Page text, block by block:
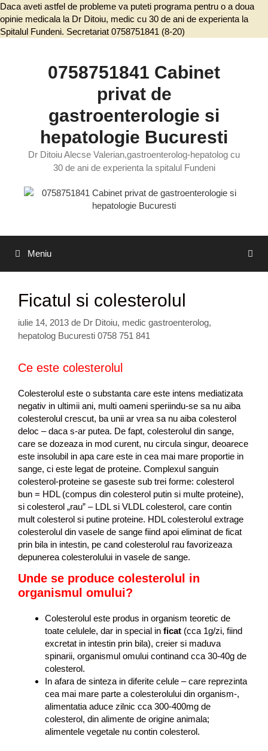
Daca aveti astfel de probleme va puteti programa pentru o a doua
opinie medicala la Dr Ditoiu, medic cu 30 de ani de experienta la
Spitalul Fundeni. Secretariat 0758751841 (8-20)
0758751841 Cabinet
privat de
gastroenterologie si
hepatologie Bucuresti
Dr Ditoiu Alecse Valerian,gastroenterolog-hepatolog cu
30 de ani de experienta la spitalul Fundeni
Meniu
Ficatul si colesterolul
iulie 14, 2013 de Dr Ditoiu, medic gastroenterolog,
hepatolog Bucuresti 0758 751 841
Ce este colesterolul
Colesterolul este o substanta care este intens mediatizata
negativ in ultimii ani, multi oameni speriindu-se sa nu aiba
colesterolul crescut, ba unii ar vrea sa nu aiba colesterol
deloc – daca s-ar putea. De fapt, colesterolul din sange,
care se dozeaza in mod curent, nu circula singur, deoarece
este insolubil in apa care este in cea mai mare proportie in
sange, ci este legat de proteine. Complexul sanguin
colesterol-proteine se gaseste sub trei forme: colesterol
bun = HDL (compus din colesterol putin si multe proteine),
si colesterol „rau” – LDL si VLDL colesterol, care contin
mult colesterol si putine proteine. HDL colesterolul extrage
colesterolul din vasele de sange fiind apoi eliminat de ficat
prin bila in intestin, pe cand colesterolul rau favorizeaza
depunerea colesterolului in vasele de sange.
Unde se produce colesterolul in
organismul omului?
Colesterolul este produs in organism teoretic de
toate celulele, dar in special in ficat (cca 1g/zi, fiind
excretat in intestin prin bila), creier si maduva
spinarii, organismul omului continand cca 30-40g de
colesterol.
In afara de sinteza in diferite celule – care reprezinta
cea mai mare parte a colesterolului din organism-,
alimentatia aduce zilnic cca 300-400mg de
colesterol, din alimente de origine animala;
alimentele vegetale nu contin colesterol.